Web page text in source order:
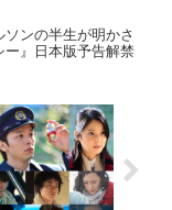
ンの半生が明かさ
』日本版予告解禁